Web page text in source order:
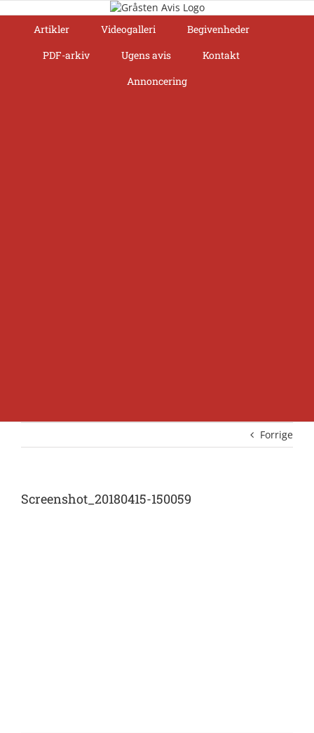
to
contentArtikler Videogalleri
Begivenheder
PDF-arkiv
Ugens avis
Kontakt
Annoncering
Forrige
Screenshot_20180415-150059